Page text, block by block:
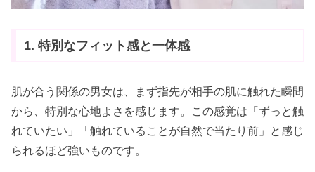
1. 特別なフィット感と一体感
肌が合う関係の男女は、まず指先が相手の肌に触れた瞬間
から、特別な心地よさを感じます。この感覚は「ずっと触
れていたい」「触れていることが自然で当たり前」と感じ
られるほど強いものです。